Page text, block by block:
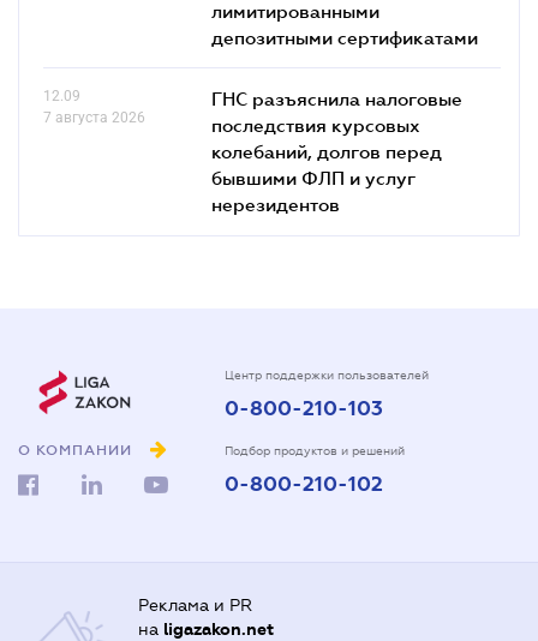
лимитированными
депозитными сертификатами
12.09
7 августа 2026
ГНС разъяснила налоговые
последствия курсовых
колебаний, долгов перед
бывшими ФЛП и услуг
нерезидентов
О КОМПАНИИ
Центр поддержки пользователей
0-800-210-103
Подбор продуктов и решений
0-800-210-102
Реклама и PR
на ligazakon.net